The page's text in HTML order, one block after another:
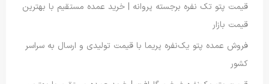
قیمت پتو تک نفره برجسته پروانه | خرید عمده مستقیم با بهترین
قیمت بازار
فروش عمده پتو یک‌نفره پریما با قیمت تولیدی و ارسال به سراسر
کشور